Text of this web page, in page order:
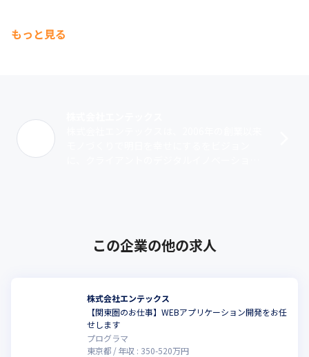
もっと見る
この企業の他の求人
株式会社エンテックス
【関東圏のお仕事】WEBアプリケーション開発をお任
せします
プログラマ
東京都
年収 : 350-520万円